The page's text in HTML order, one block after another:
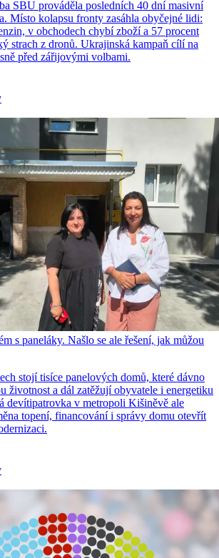
SBU prováděla posledních 40 dní masivní
Místo kolapsu fronty zasáhla obyčejné lidi:
v obchodech chybí zboží a 57 procent
strach z dronů. Ukrajinská kampaň cílí na
před zářijovými volbami.
s paneláky. Našlo se ale řešení, jak můžou
stojí tisíce panelových domů, které dávno
životnost a dál zatěžují obyvatele i energetiku
devítipatrovka v metropoli Kišiněvě ale
topení, financování i správy domu otevřít